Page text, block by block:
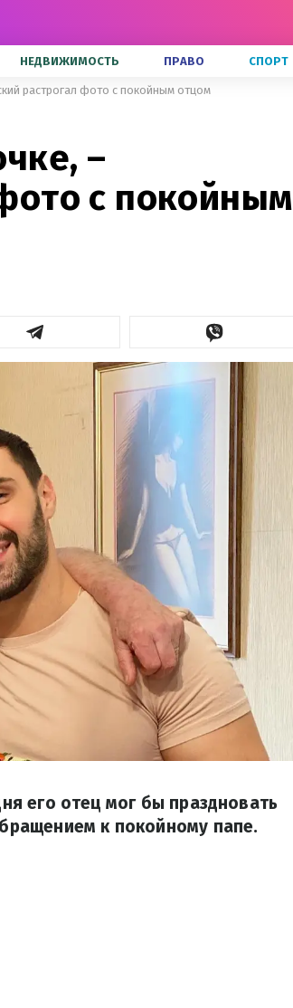
НЕДВИЖИМОСТЬ ПРАВО СПОРТ
растрогал фото с покойным отцом
–
с покойным
его отец мог бы праздновать
к покойному папе.